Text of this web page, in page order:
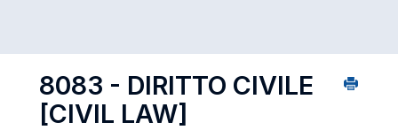
8083 - DIRITTO CIVILE
[CIVIL LAW]